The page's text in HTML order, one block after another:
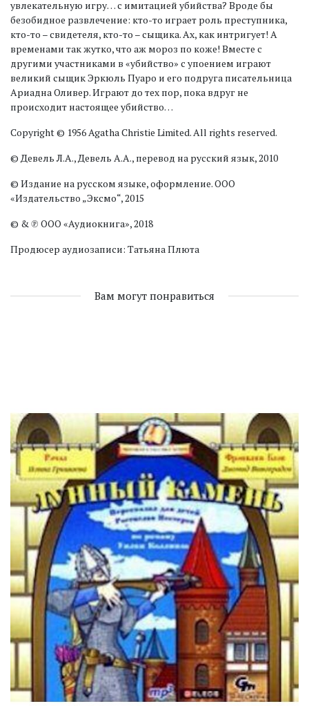
увлекательную игру… с имитацией убийства? Вроде бы
безобидное развлечение: кто-то играет роль преступника,
кто-то – свидетеля, кто-то – сыщика. Ах, как интригует! А
временами так жутко, что аж мороз по коже! Вместе с
другими участниками в «убийство» с упоением играют
великий сыщик Эркюль Пуаро и его подруга писательница
Ариадна Оливер. Играют до тех пор, пока вдруг не
происходит настоящее убийство…
Copyright © 1956 Agatha Christie Limited. All rights reserved.
© Девель Л.А., Девель А.А., перевод на русский язык, 2010
© Издание на русском языке, оформление. ООО
«Издательство „Эксмо“, 2015
© & ℗ ООО «Аудиокнига», 2018
Продюсер аудиозаписи: Татьяна Плюта
Вам могут понравиться